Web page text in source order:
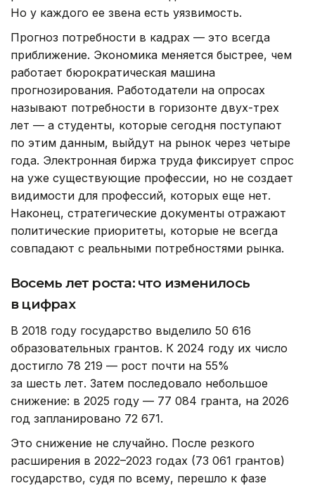
Но у каждого ее звена есть уязвимость.
Прогноз потребности в кадрах — это всегда
приближение. Экономика меняется быстрее, чем
работает бюрократическая машина
прогнозирования. Работодатели на опросах
называют потребности в горизонте двух-трех
лет — а студенты, которые сегодня поступают
по этим данным, выйдут на рынок через четыре
года. Электронная биржа труда фиксирует спрос
на уже существующие профессии, но не создает
видимости для профессий, которых еще нет.
Наконец, стратегические документы отражают
политические приоритеты, которые не всегда
совпадают с реальными потребностями рынка.
Восемь лет роста: что изменилось
в цифрах
В 2018 году государство выделило 50 616
образовательных грантов. К 2024 году их число
достигло 78 219 — рост почти на 55%
за шесть лет. Затем последовало небольшое
снижение: в 2025 году — 77 084 гранта, на 2026
год запланировано 72 671.
Это снижение не случайно. После резкого
расширения в 2022–2023 годах (73 061 грантов)
государство, судя по всему, перешло к фазе